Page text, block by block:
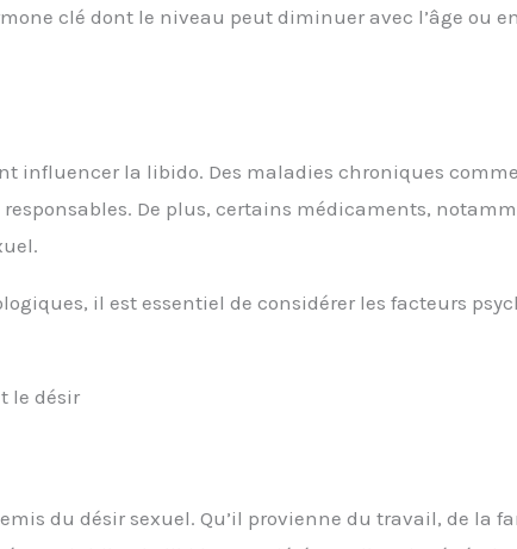
clé dont le niveau peut diminuer avec l’âge ou
influencer la libido. Des maladies chroniques
De plus, certains médicaments,
il est essentiel de considérer les facteurs
le désir
du désir sexuel. Qu’il provienne du travail, de la